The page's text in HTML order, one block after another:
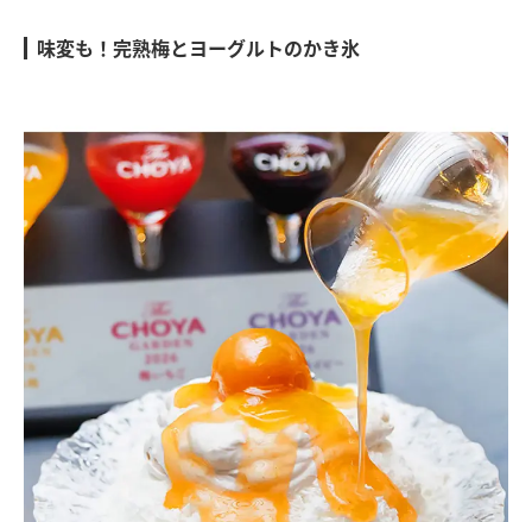
味変も！完熟梅とヨーグルトのかき氷